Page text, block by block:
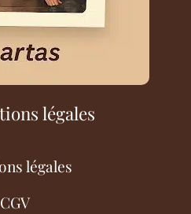
légales
légales
CGV